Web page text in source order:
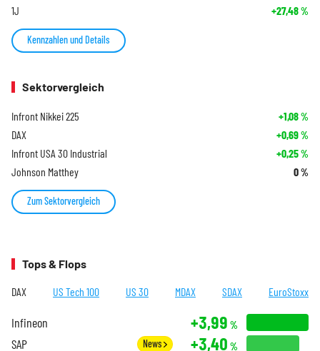
1J +27,48%
Kennzahlen und Details
Sektorvergleich
Infront Nikkei 225 +1,08%
DAX +0,69%
Infront USA 30 Industrial +0,25%
Johnson Matthey 0%
Zum Sektorvergleich
Tops & Flops
DAX US Tech 100 US 30 MDAX SDAX EuroStoxx
Infineon +3,99 %
SAP News +3,40 %